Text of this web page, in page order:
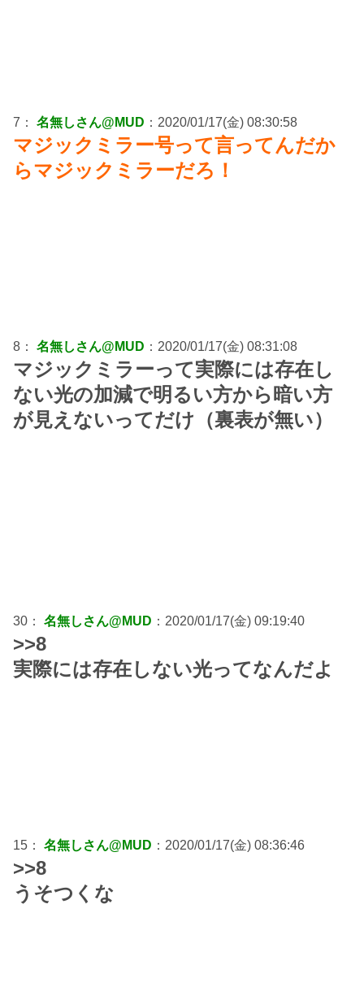
7： 名無しさん@MUD ：2020/01/17(金) 08:30:58
マジックミラー号って言ってんだか
らマジックミラーだろ！
8： 名無しさん@MUD ：2020/01/17(金) 08:31:08
マジックミラーって実際には存在し
ない光の加減で明るい方から暗い方
が見えないってだけ（裏表が無い）
30： 名無しさん@MUD ：2020/01/17(金) 09:19:40
>>8
実際には存在しない光ってなんだよ
15： 名無しさん@MUD ：2020/01/17(金) 08:36:46
>>8
うそつくな